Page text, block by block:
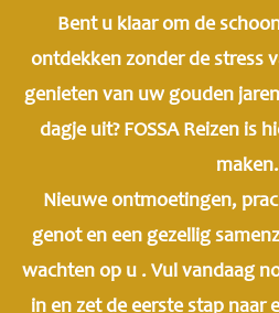
Bent u klaar om de
ontdekken zonder de stress
genieten van uw gouden
dagje uit? FOSSA Reizen is
maken.
Nieuwe ontmoetingen,
genot en een gezellig
wachten op u . Vul vandaag
in en zet de eerste stap naar